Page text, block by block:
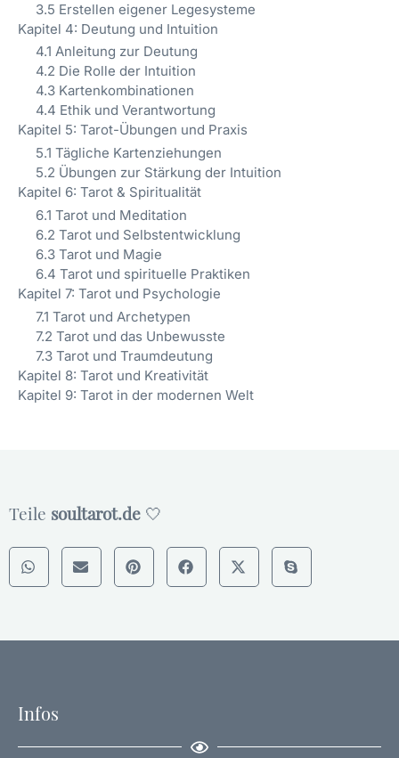
3.5 Erstellen eigener Legesysteme
Kapitel 4: Deutung und Intuition
4.1 Anleitung zur Deutung
4.2 Die Rolle der Intuition
4.3 Kartenkombinationen
4.4 Ethik und Verantwortung
Kapitel 5: Tarot-Übungen und Praxis
5.1 Tägliche Kartenziehungen
5.2 Übungen zur Stärkung der Intuition
Kapitel 6: Tarot & Spiritualität
6.1 Tarot und Meditation
6.2 Tarot und Selbstentwicklung
6.3 Tarot und Magie
6.4 Tarot und spirituelle Praktiken
Kapitel 7: Tarot und Psychologie
7.1 Tarot und Archetypen
7.2 Tarot und das Unbewusste
7.3 Tarot und Traumdeutung
Kapitel 8: Tarot und Kreativität
Kapitel 9: Tarot in der modernen Welt
Teile soultarot.de 🤍
Infos